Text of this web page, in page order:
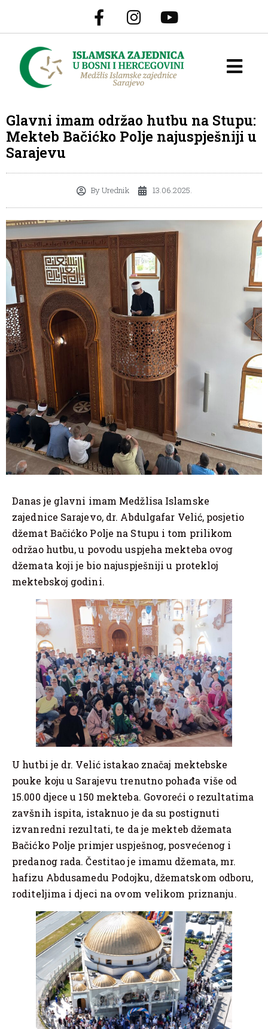
Glavni imam održao hutbu na Stupu:
Mekteb Bačićko Polje najuspješniji u
Sarajevu
ByUrednik 13.06.2025.
Danas je glavni imam Medžlisa Islamske
zajednice Sarajevo, dr. Abdulgafar Velić, posjetio
džemat Bačićko Polje na Stupu i tom prilikom
održao hutbu, u povodu uspjeha mekteba ovog
džemata koji je bio najuspješniji u protekloj
mektebskoj godini.
U hutbi je dr. Velić istakao značaj mektebske
pouke koju u Sarajevu trenutno pohađa više od
15.000 djece u 150 mekteba. Govoreći o rezultatima
zavšnih ispita, istaknuo je da su postignuti
izvanredni rezultati, te da je mekteb džemata
Bačićko Polje primjer uspješnog, posvećenog i
predanog rada. Čestitao je imamu džemata, mr.
hafizu Abdusamedu Podojku, džematskom odboru,
roditeljima i djeci na ovom velikom priznanju.